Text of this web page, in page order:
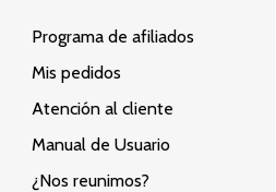
Programa de afiliados
Mis pedidos
Atención al cliente
Manual de Usuario
¿Nos reunimos?